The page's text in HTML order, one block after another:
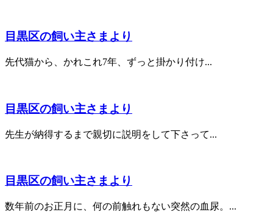
目黒区の飼い主さまより
先代猫から、かれこれ7年、ずっと掛かり付け...
目黒区の飼い主さまより
先生が納得するまで親切に説明をして下さって...
目黒区の飼い主さまより
数年前のお正月に、何の前触れもない突然の血尿。...